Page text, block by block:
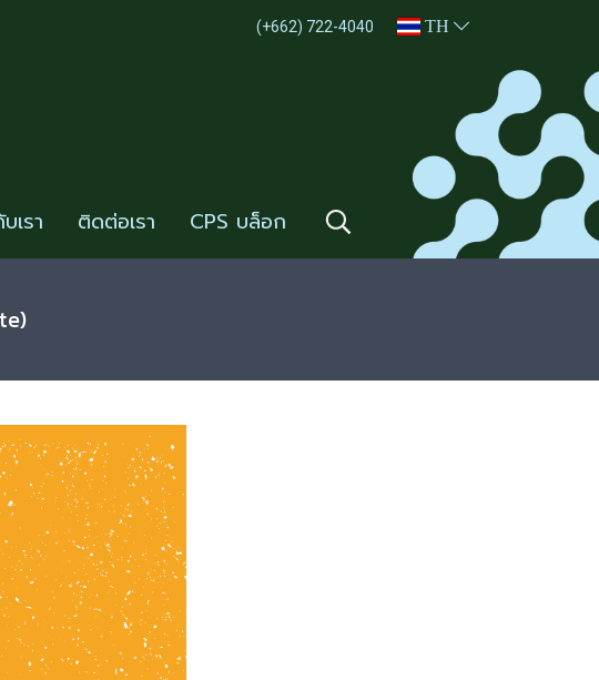
(+662) 722-4040 TH
เรา ติดต่อเรา CPS บล็อก